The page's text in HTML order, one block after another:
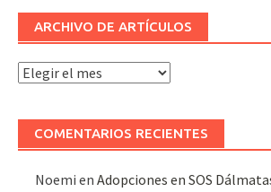
ARCHIVO DE ARTÍCULOS
Archivo
COMENTARIOS RECIENTES
Noemi enAdopciones en SOS